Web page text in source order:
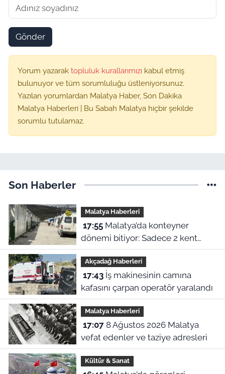
Gönder
Yorum yazarak topluluk kurallarımızı kabul etmiş
bulunuyor ve tüm sorumluluğu üstleniyorsunuz.
Yazılan yorumlardan Malatya Haber, Son Dakika
Malatya Haberleri | Bu Sabah Malatya hiçbir şekilde
sorumlu tutulamaz.
Son Haberler
Malatya Haberleri
17:55Malatya’da konteyner
dönemi bitiyor: Sadece 2 kent
kalacak
Akçadağ Haberleri
17:43İş makinesinin camına
kafasını çarpan operatör yaralandı
Malatya Haberleri
17:078 Ağustos 2026 Malatya
vefat edenler ve taziye adresleri
Kültür & Sanat